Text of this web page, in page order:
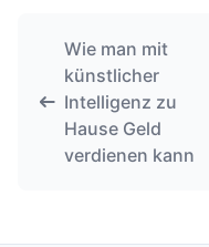
Wie man mit
künstlicher
Intelligenz zu
Hause Geld
verdienen kann